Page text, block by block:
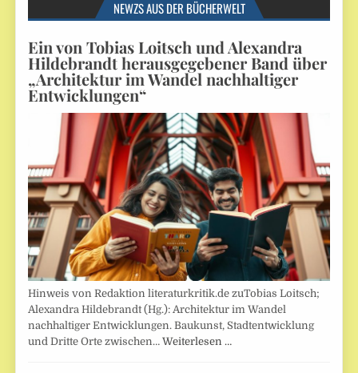
NEWZS AUS DER BÜCHERWELT
Ein von Tobias Loitsch und Alexandra
Hildebrandt herausgegebener Band über
„Architektur im Wandel nachhaltiger
Entwicklungen“
Hinweis von Redaktion literaturkritik.de zuTobias Loitsch;
Alexandra Hildebrandt (Hg.): Architektur im Wandel
nachhaltiger Entwicklungen. Baukunst, Stadtentwicklung
und Dritte Orte zwischen…Weiterlesen …